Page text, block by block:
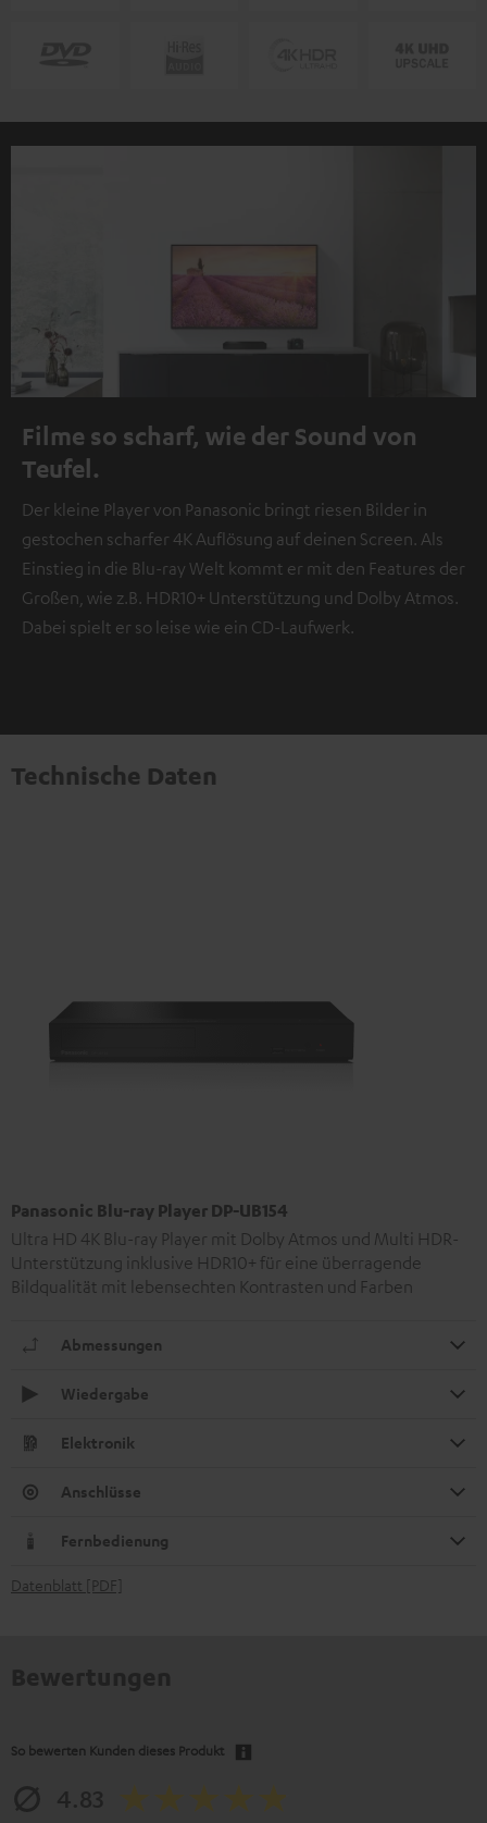
Filme so scharf, wie der Sound von
Teufel.
Der kleine Player von Panasonic bringt riesen Bilder in
gestochen scharfer 4K Auflösung auf deinen Screen. Als
Einstieg in die Blu-ray Welt kommt er mit den Features der
Großen, wie z.B. HDR10+ Unterstützung und Dolby Atmos.
Dabei spielt er so leise wie ein CD-Laufwerk.
Technische Daten
Panasonic Blu-ray Player DP-UB154
Ultra HD 4K Blu-ray Player mit Dolby Atmos und Multi HDR-
Unterstützung inklusive HDR10+ für eine überragende
Bildqualität mit lebensechten Kontrasten und Farben
Abmessungen
Wiedergabe
Elektronik
Anschlüsse
Fernbedienung
Datenblatt [PDF]
So bewerten Kunden dieses Produkt